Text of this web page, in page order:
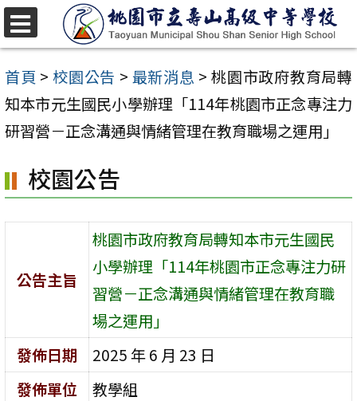
跳
至
主
要
內
區
首頁 > 校園公告 > 最新消息 > 桃園市政府教育局轉
知本市元生國民小學辦理「114年桃園市正念專注力
研習營－正念溝通與情緒管理在教育職場之運用」
校園公告
公告主旨
桃園市政府教育局轉知本市元生國民
小學辦理「114年桃園市正念專注力研
習營－正念溝通與情緒管理在教育職
場之運用」
發佈日期
2025 年 6 月 23 日
發佈單位
教學組
選
單